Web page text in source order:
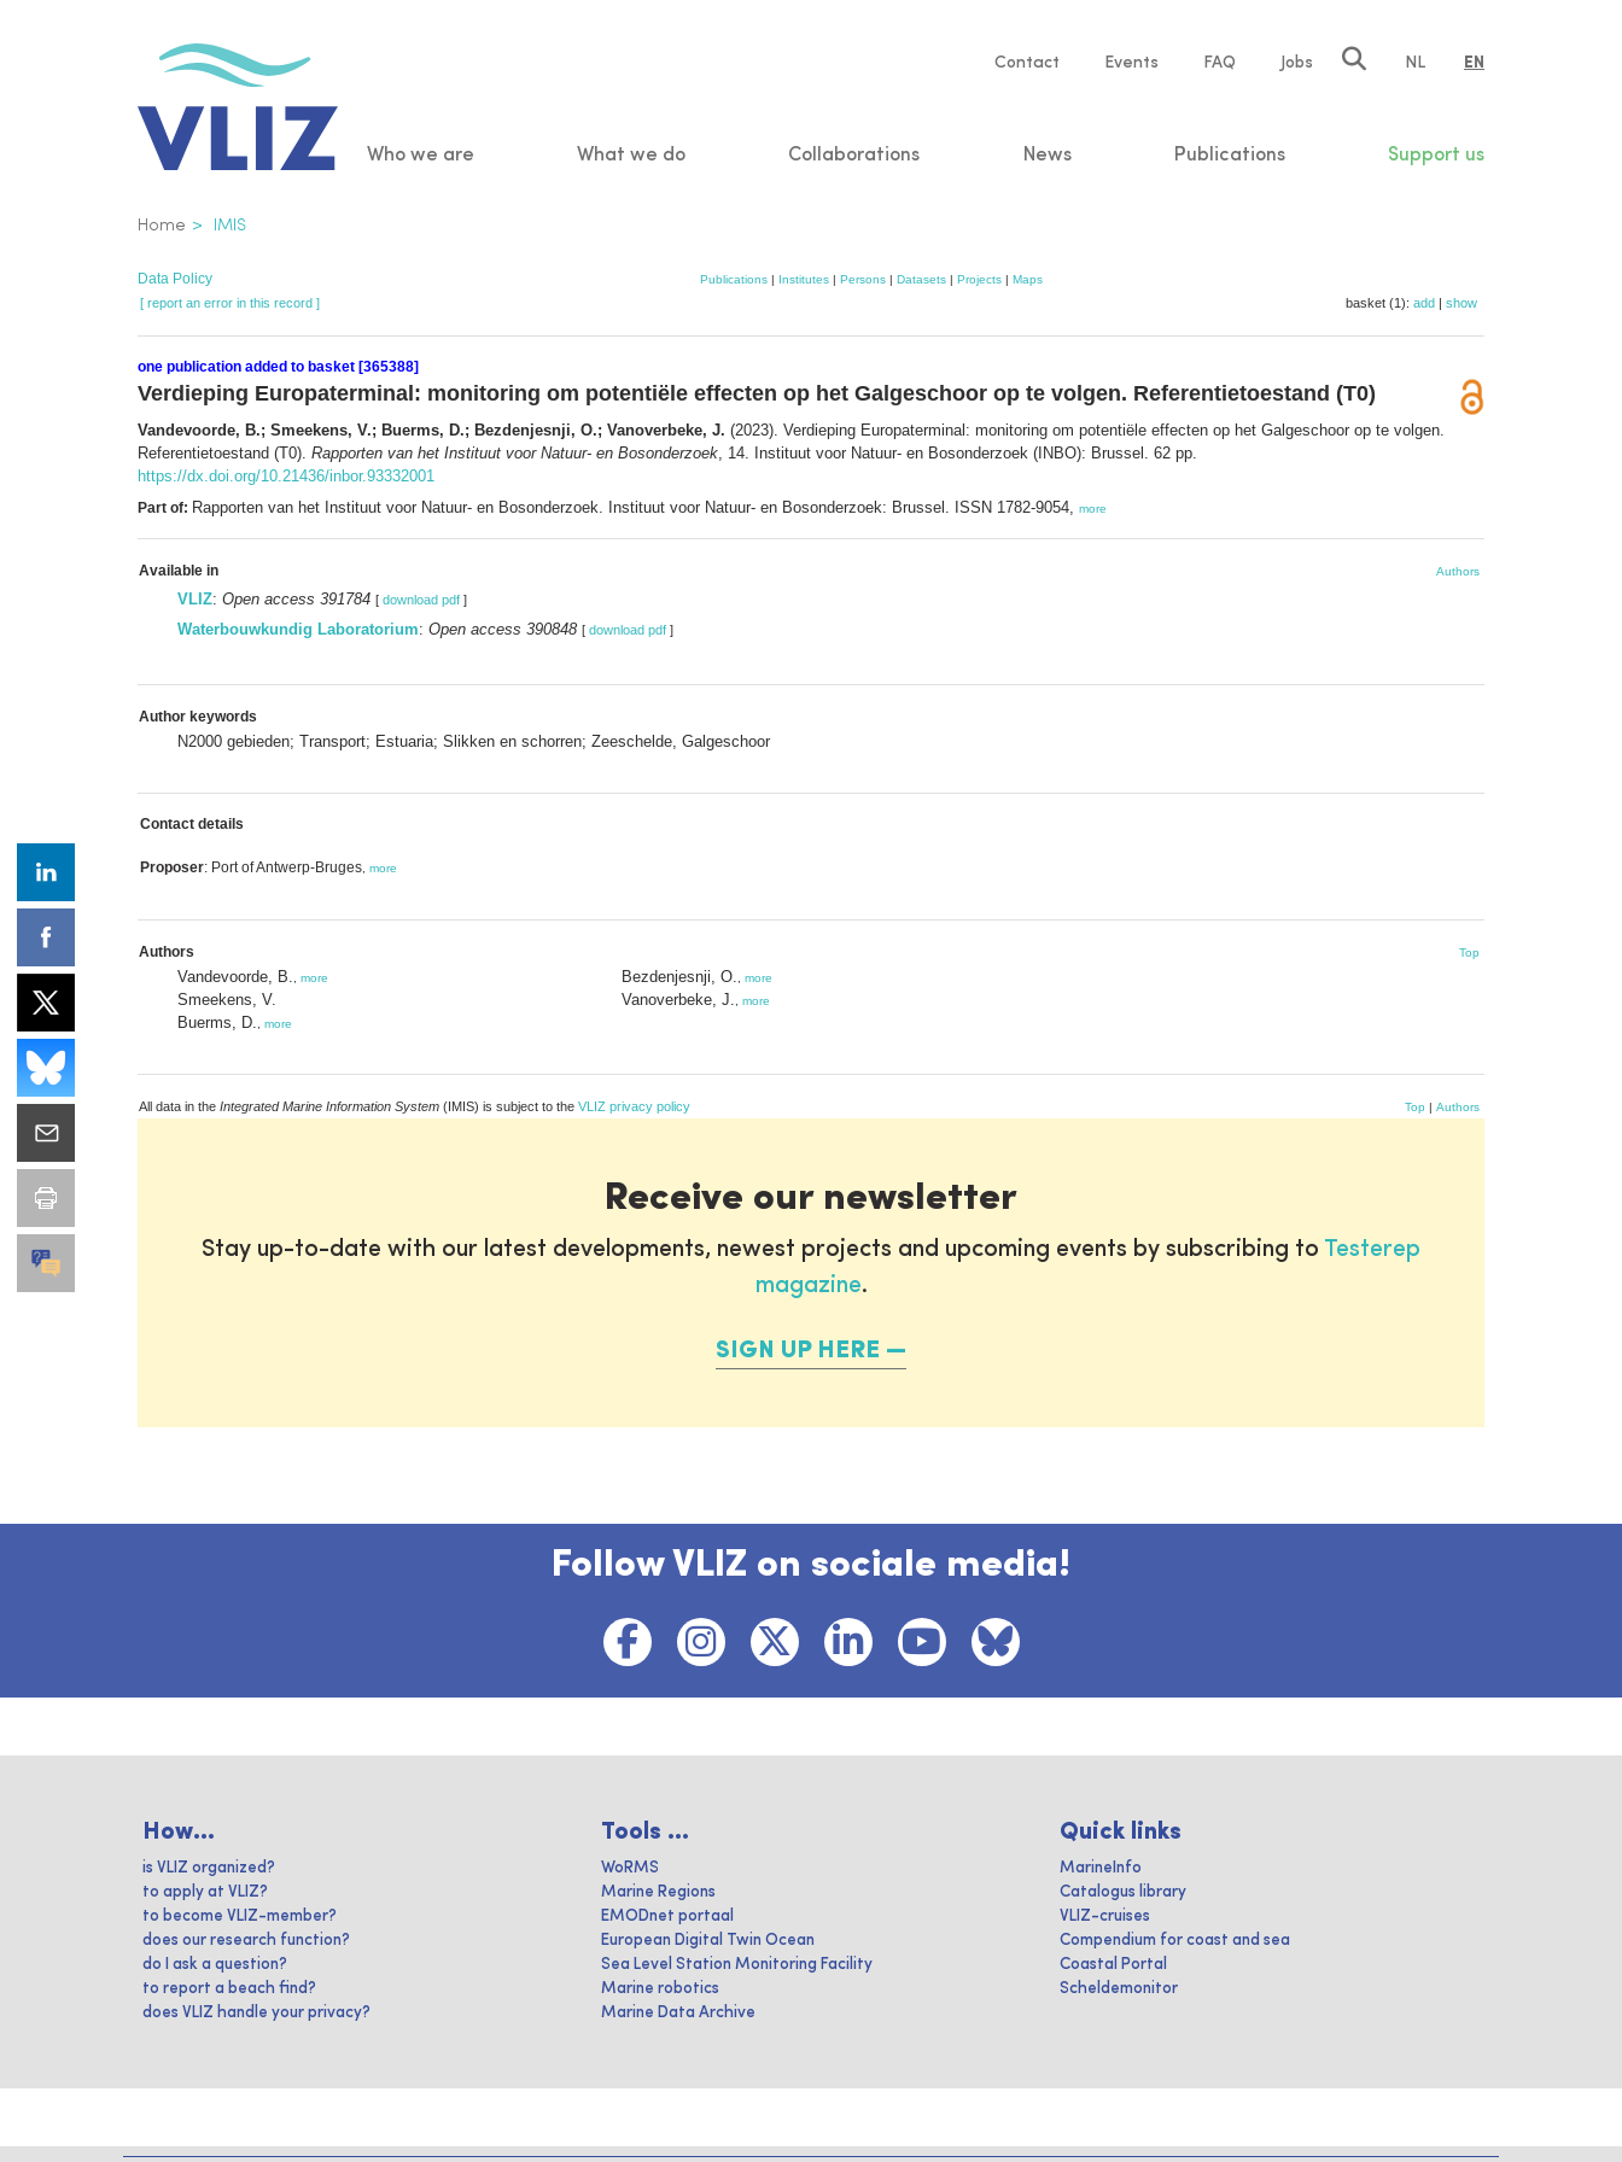
Service
Contact Events FAQ Jobs NL EN
Main
Who we are What we do Collaborations News Publications Support us
Breadcrumb
Home IMIS
Data Policy Publications | Institutes | Persons | Datasets | Projects | Maps
[ report an error in this record ] basket (1): add | show
one publication added to basket [365388]
Verdieping Europaterminal: monitoring om potentiële effecten op het Galgeschoor op te volgen. Referentietoestand (T0)
Vandevoorde, B.; Smeekens, V.; Buerms, D.; Bezdenjesnji, O.; Vanoverbeke, J. (2023). Verdieping Europaterminal: monitoring om potentiële effecten op het Galgeschoor op te volgen.
Referentietoestand (T0). Rapporten van het Instituut voor Natuur- en Bosonderzoek , 14. Instituut voor Natuur- en Bosonderzoek (INBO): Brussel. 62 pp.
https://dx.doi.org/10.21436/inbor.93332001
Part of: Rapporten van het Instituut voor Natuur- en Bosonderzoek. Instituut voor Natuur- en Bosonderzoek: Brussel. ISSN 1782-9054, more
Available in Authors
VLIZ: Open access 391784 [ download pdf ]
Waterbouwkundig Laboratorium: Open access 390848 [ download pdf ]
Author keywords
N2000 gebieden; Transport; Estuaria; Slikken en schorren; Zeeschelde, Galgeschoor
Contact details
Proposer: Port of Antwerp-Bruges more
Authors Top
Vandevoorde, B. more
Smeekens, V.
Buerms, D.
more
Bezdenjesnji, O. more
Vanoverbeke, J. more
All data in the Integrated Marine Information System (IMIS) is subject to the VLIZ privacy policy Top | Authors
Receive our newsletter
Stay up-to-date with our latest developments, newest projects and upcoming events by subscribing to Testerep
magazine.
SIGN UP HERE
Follow VLIZ on sociale media!
How...
is VLIZ organized?
to apply at VLIZ?
to become VLIZ-member?
does our research function?
do I ask a question?
to report a beach find?
does VLIZ handle your privacy?
Tools ...
WoRMS
Marine Regions
EMODnet portaal
European Digital Twin Ocean
Sea Level Station Monitoring Facility
Marine robotics
Marine Data Archive
Quick links
MarineInfo
Catalogus library
VLIZ-cruises
Compendium for coast and sea
Coastal Portal
Scheldemonitor